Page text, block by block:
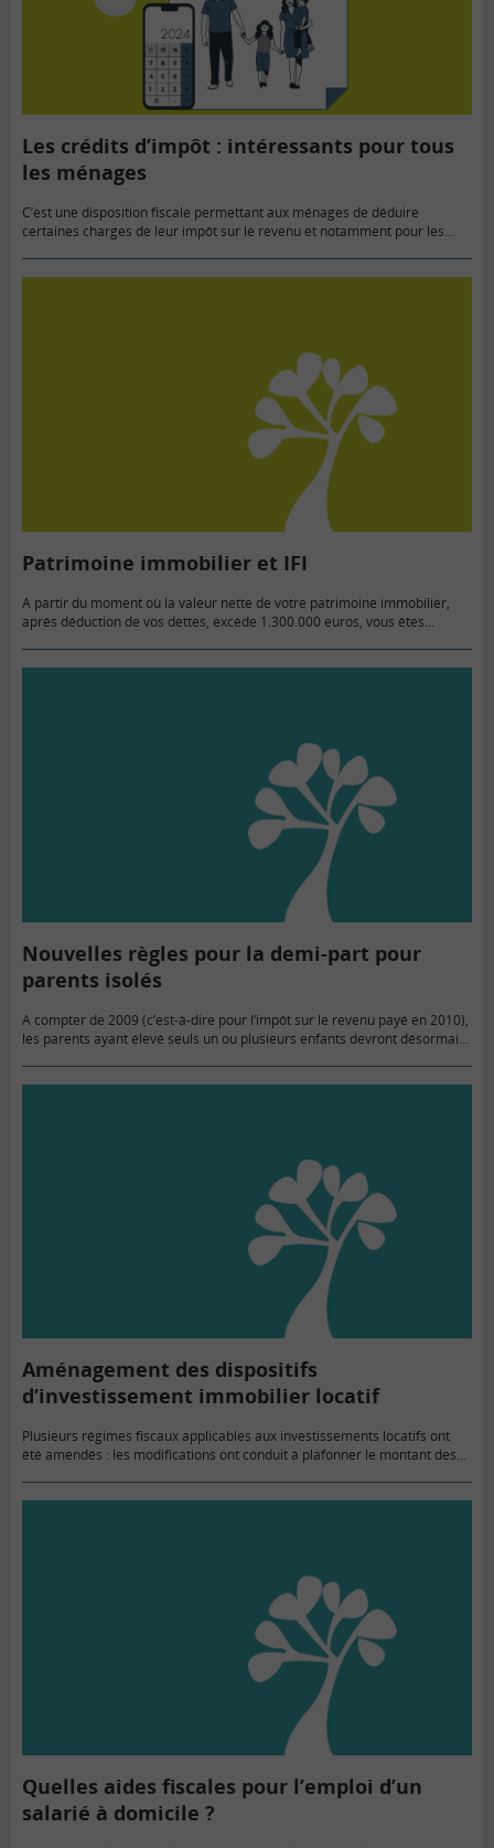
Les crédits d’impôt : intéressants pour tous
les ménages
C’est une disposition fiscale permettant aux ménages de déduire
certaines charges de leur impôt sur le revenu et notamment pour les
Patrimoine immobilier et IFI
A partir du moment où la valeur nette de votre patrimoine immobilier,
après déduction de vos dettes, excède 1.300.000 euros, vous êtes
Nouvelles règles pour la demi-part pour
parents isolés
A compter de 2009 (c’est-à-dire pour l’impôt sur le revenu payé en 2010),
les parents ayant élevé seuls un ou plusieurs enfants devront désormais
Aménagement des dispositifs
d’investissement immobilier locatif
Plusieurs régimes fiscaux applicables aux investissements locatifs ont
été amendés : les modifications ont conduit à plafonner le montant des
Quelles aides fiscales pour l’emploi d’un
salarié à domicile ?